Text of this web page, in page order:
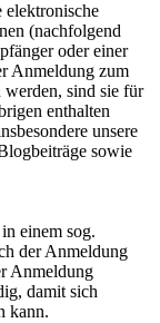
elektronische
(nachfolgend
oder einer
Anmeldung zum
werden, sind sie für
enthalten
unsere
sowie
einem sog.
der Anmeldung
Anmeldung
damit sich
kann.